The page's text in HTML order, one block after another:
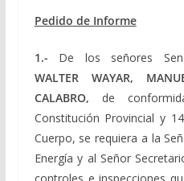
Pedido de Informe
1.- De los señores
WALTER WAYAR,
CALABRO, de
Constitución Provincial y
Cuerpo, se requiera a la
Energía y al Señor